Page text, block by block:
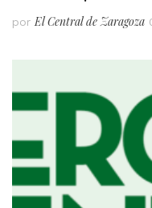
por El Central de Zaragoza